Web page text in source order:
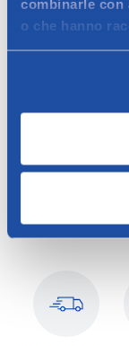
combinarle
o che hanno